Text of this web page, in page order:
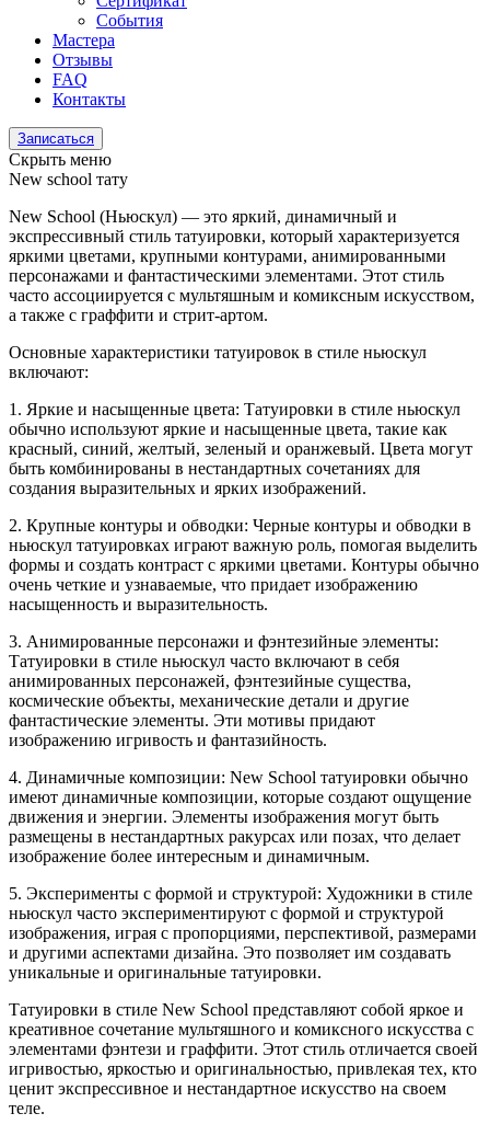
События
Мастера
Отзывы
FAQ
Контакты
Записаться
Скрыть меню
New school тату
New School (Ньюскул) — это яркий, динамичный и
экспрессивный стиль татуировки, который характеризуется
яркими цветами, крупными контурами, анимированными
персонажами и фантастическими элементами. Этот стиль
часто ассоциируется с мультяшным и комиксным искусством,
а также с граффити и стрит-артом.
Основные характеристики татуировок в стиле ньюскул
включают:
1. Яркие и насыщенные цвета: Татуировки в стиле ньюскул
обычно используют яркие и насыщенные цвета, такие как
красный, синий, желтый, зеленый и оранжевый. Цвета могут
быть комбинированы в нестандартных сочетаниях для
создания выразительных и ярких изображений.
2. Крупные контуры и обводки: Черные контуры и обводки в
ньюскул татуировках играют важную роль, помогая выделить
формы и создать контраст с яркими цветами. Контуры обычно
очень четкие и узнаваемые, что придает изображению
насыщенность и выразительность.
3. Анимированные персонажи и фэнтезийные элементы:
Татуировки в стиле ньюскул часто включают в себя
анимированных персонажей, фэнтезийные существа,
космические объекты, механические детали и другие
фантастические элементы. Эти мотивы придают
изображению игривость и фантазийность.
4. Динамичные композиции: New School татуировки обычно
имеют динамичные композиции, которые создают ощущение
движения и энергии. Элементы изображения могут быть
размещены в нестандартных ракурсах или позах, что делает
изображение более интересным и динамичным.
5. Эксперименты с формой и структурой: Художники в стиле
ньюскул часто экспериментируют с формой и структурой
изображения, играя с пропорциями, перспективой, размерами
и другими аспектами дизайна. Это позволяет им создавать
уникальные и оригинальные татуировки.
Татуировки в стиле New School представляют собой яркое и
креативное сочетание мультяшного и комиксного искусства с
элементами фэнтези и граффити. Этот стиль отличается своей
игривостью, яркостью и оригинальностью, привлекая тех, кто
ценит экспрессивное и нестандартное искусство на своем
теле.